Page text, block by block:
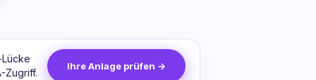
Zugriff.
Ihre Anlage prüfen →